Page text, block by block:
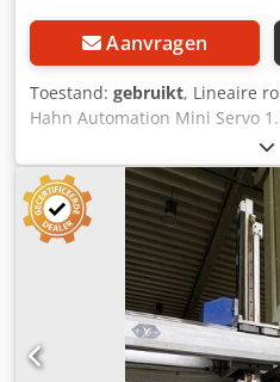
Aanvragen
Toestand: gebruikt, Lineaire
Hahn Automation Mini Servo
Fabrikant: Hahn Automation
Bouwjaar: 2005 Bedrijfsdruk:
specificaties: 230 V, 50 Hz, 80
mm Credpezqa H Nefx Adwef
1300 mm De robot is niet
staat waarin deze zich